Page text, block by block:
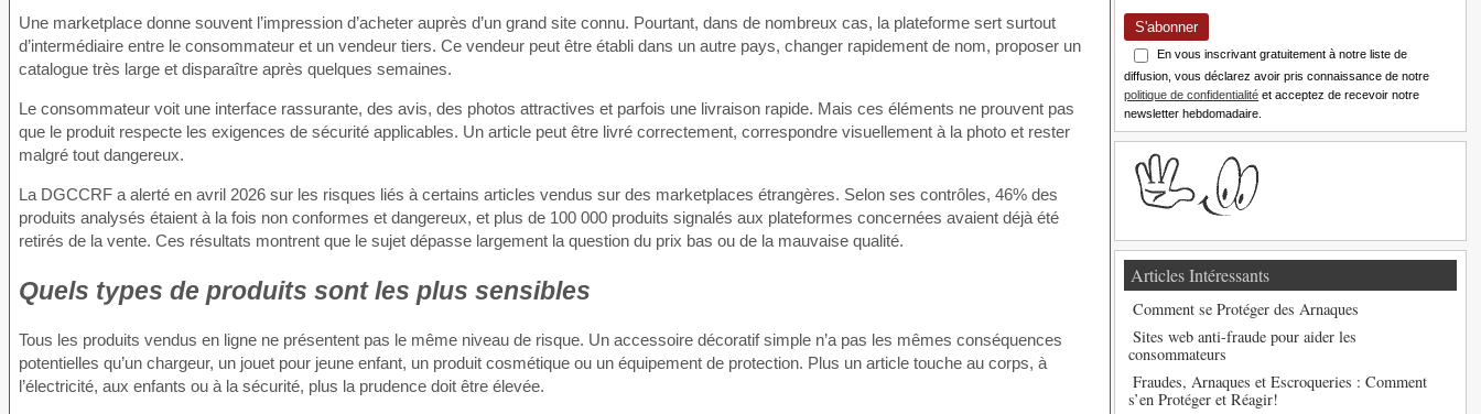
Une marketplace donne souvent l’impression d’acheter auprès d’un grand site connu. Pourtant, dans de nombreux cas, la plateforme sert surtout
d’intermédiaire entre le consommateur et un vendeur tiers. Ce vendeur peut être établi dans un autre pays, changer rapidement de nom, proposer un
catalogue très large et disparaître après quelques semaines.
Le consommateur voit une interface rassurante, des avis, des photos attractives et parfois une livraison rapide. Mais ces éléments ne prouvent pas
que le produit respecte les exigences de sécurité applicables. Un article peut être livré correctement, correspondre visuellement à la photo et rester
malgré tout dangereux.
La DGCCRF a alerté en avril 2026 sur les risques liés à certains articles vendus sur des marketplaces étrangères. Selon ses contrôles, 46% des
produits analysés étaient à la fois non conformes et dangereux, et plus de 100 000 produits signalés aux plateformes concernées avaient déjà été
retirés de la vente. Ces résultats montrent que le sujet dépasse largement la question du prix bas ou de la mauvaise qualité.
Quels types de produits sont les plus sensibles
Tous les produits vendus en ligne ne présentent pas le même niveau de risque. Un accessoire décoratif simple n’a pas les mêmes conséquences
potentielles qu’un chargeur, un jouet pour jeune enfant, un produit cosmétique ou un équipement de protection. Plus un article touche au corps, à
l’électricité, aux enfants ou à la sécurité, plus la prudence doit être élevée.
S'abonner
En vous inscrivant gratuitement à notre liste de
diffusion, vous déclarez avoir pris connaissance de notre
politique de confidentialité et acceptez de recevoir notre
newsletter hebdomadaire.
Articles Intéressants
Comment se Protéger des Arnaques
Sites web anti-fraude pour aider les
consommateurs
Fraudes, Arnaques et Escroqueries : Comment
s’en Protéger et Réagir!